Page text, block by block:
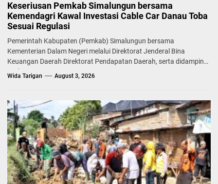
Keseriusan Pemkab Simalungun bersama
Kemendagri Kawal Investasi Cable Car Danau Toba
Sesuai Regulasi
Pemerintah Kabupaten (Pemkab) Simalungun bersama
Kementerian Dalam Negeri melalui Direktorat Jenderal Bina
Keuangan Daerah Direktorat Pendapatan Daerah, serta didampingi
Badan...
Wida Tarigan August 3, 2026